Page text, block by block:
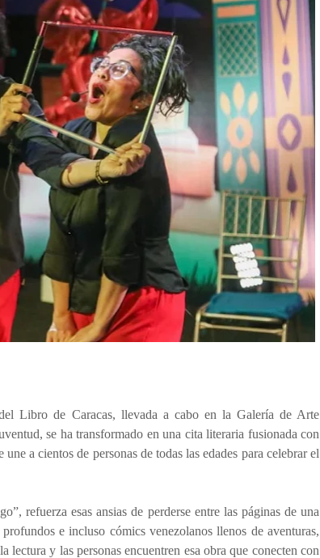
Libro de Caracas, llevada a cabo en la Galería de Arte
se ha transformado en una cita literaria fusionada con
a cientos de personas de todas las edades para celebrar el
refuerza esas ansias de perderse entre las páginas de una
e incluso cómics venezolanos llenos de aventuras,
lectura y las personas encuentren esa obra que conecten con